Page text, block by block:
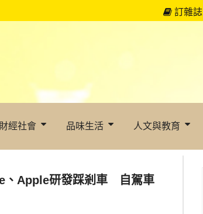
訂雜誌
財經社會 品味生活 人文與教育
Apple研發踩剎車 自駕車